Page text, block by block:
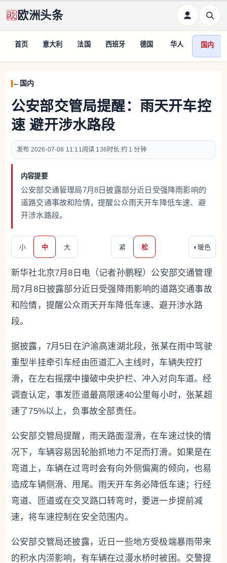
欧洲头条
首页 意大利 法国 西班牙 德国 华人 国内
国内
公安部交管局提醒：雨天开车控
速 避开涉水路段
2026-07-08 11:11 136 约 1 分钟
内容提要
公安部交通管理局7月8日披露部分近日受强降雨影响的
道路交通事故和险情，提醒公众雨天开车降低车速、避
开涉水路段。
小 中 大 紧 松 ◐ 暖色
新华社北京7月8日电（记者孙鹏程）公安部交通管理
局7月8日披露部分近日受强降雨影响的道路交通事故
和险情，提醒公众雨天开车降低车速、避开涉水路
段。
据披露，7月5日在沪渝高速湖北段，张某在雨中驾驶
重型半挂牵引车经由匝道汇入主线时，车辆失控打
滑，在左右摇摆中撞破中央护栏、冲入对向车道。经
调查认定，事发匝道最高限速40公里每小时，张某超
速了75%以上，负事故全部责任。
公安部交管局提醒，雨天路面湿滑，在车速过快的情
况下，车辆容易因轮胎抓地力不足而打滑。如果是在
弯道上，车辆在过弯时会有向外侧偏离的倾向，也易
造成车辆侧滑、甩尾。雨天开车务必降低车速；行经
弯道、匝道或在交叉路口转弯时，要进一步提前减
速，将车速控制在安全范围内。
公安部交管局还披露，近日一些地方受极端暴雨带来
的积水内涝影响，有车辆在过漫水桥时被困。交警提